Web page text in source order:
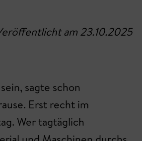
am 23.10.2025
sagte schon
Erst recht im
Wer tagtäglich